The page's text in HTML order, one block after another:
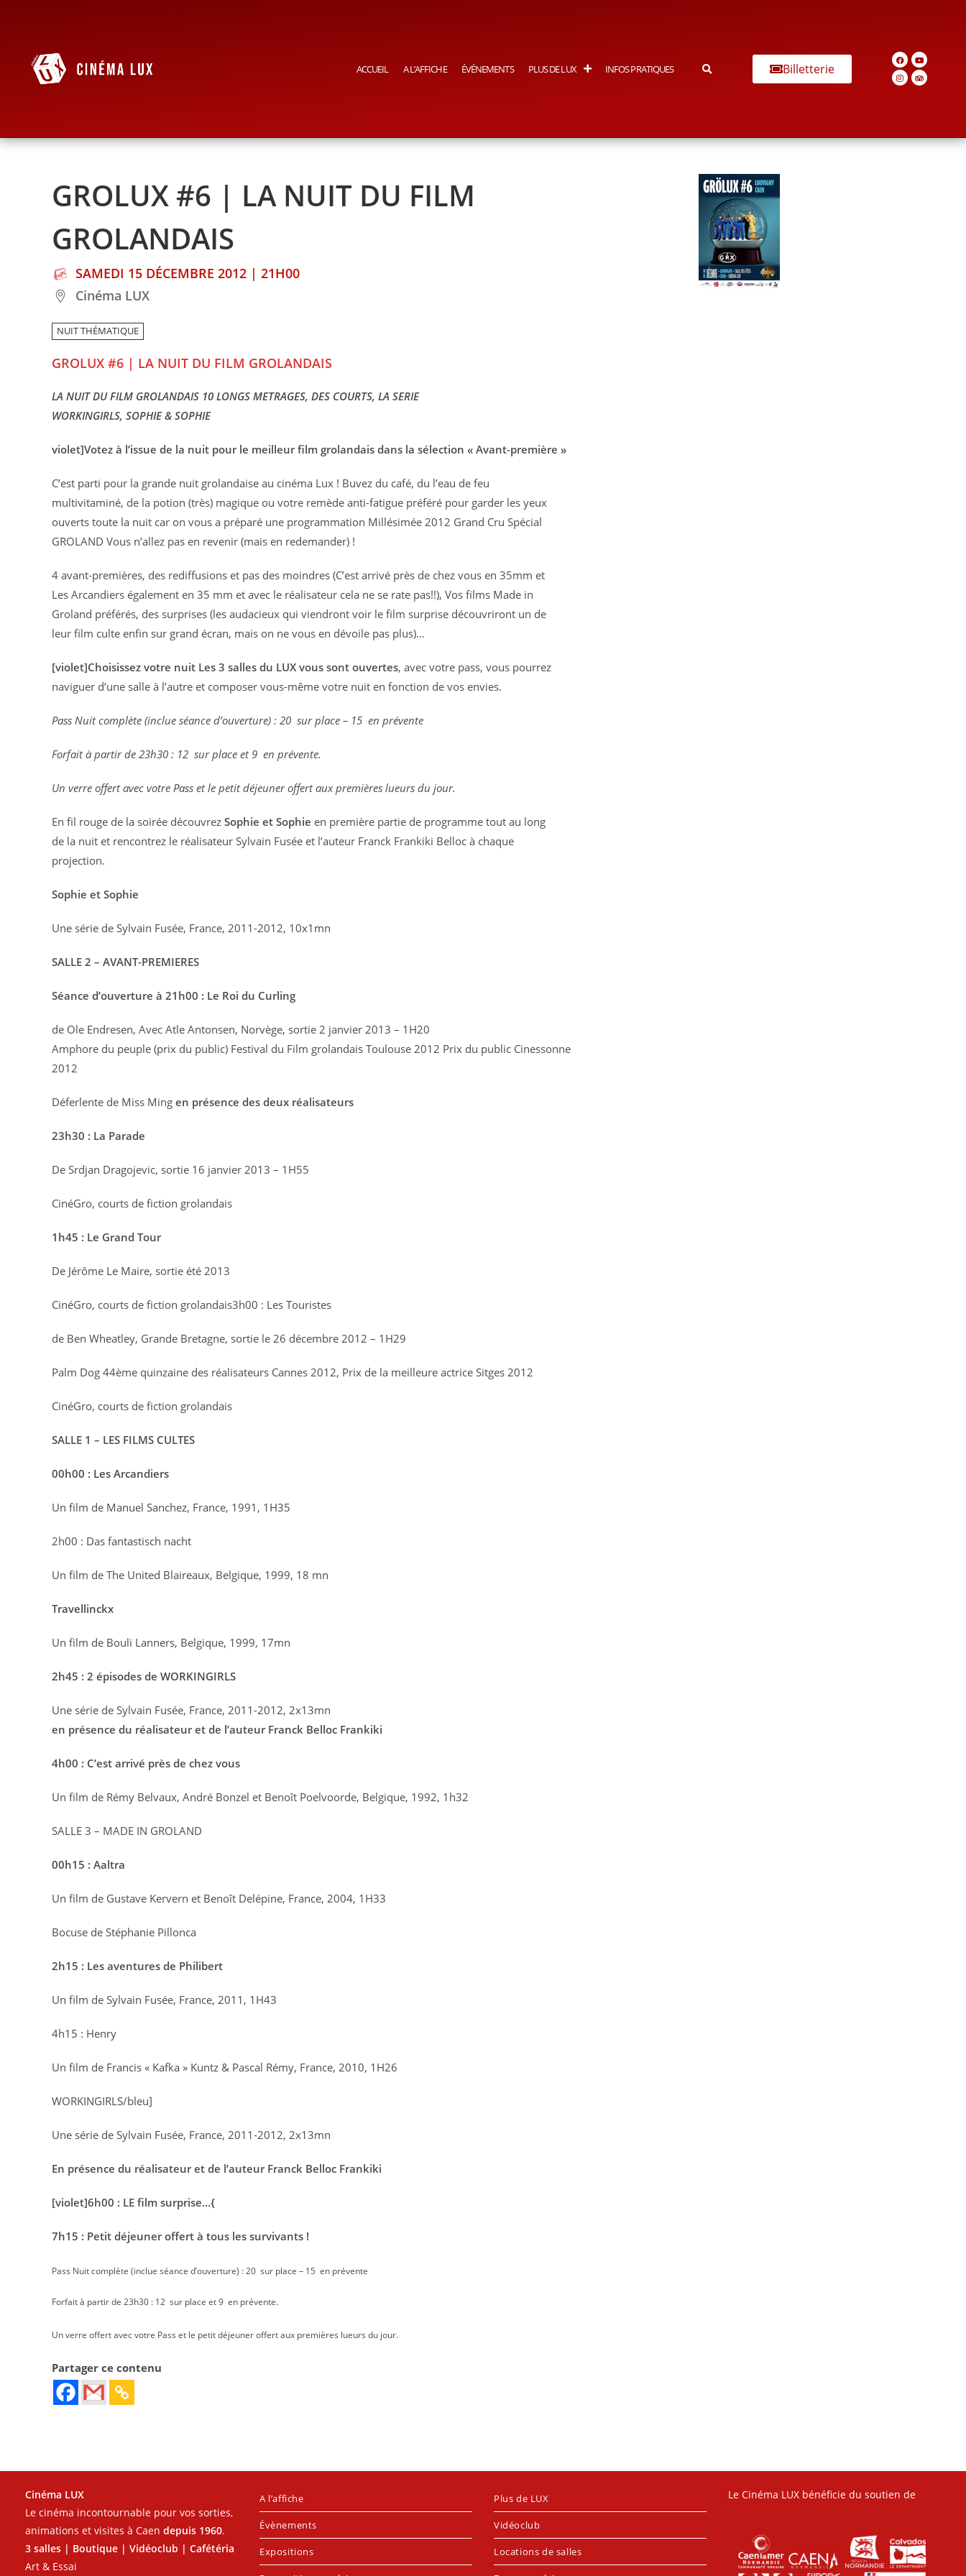
ACCUEIL A L’AFFICHE ÉVÉNEMENTS PLUS DE LUX INFOS PRATIQUES Billetterie
GROLUX #6 | LA NUIT DU FILM
GROLANDAIS
SAMEDI 15 DÉCEMBRE 2012 | 21H00
Cinéma LUX
NUIT THÉMATIQUE
GROLUX #6 | LA NUIT DU FILM GROLANDAIS
LA NUIT DU FILM GROLANDAIS 10 LONGS METRAGES, DES COURTS, LA SERIE
WORKINGIRLS, SOPHIE & SOPHIE
violet]Votez à l’issue de la nuit pour le meilleur film grolandais dans la sélection « Avant-première »
C’est parti pour la grande nuit grolandaise au cinéma Lux ! Buvez du café, du l’eau de feu
multivitaminé, de la potion (très) magique ou votre remède anti-fatigue préféré pour garder les yeux
ouverts toute la nuit car on vous a préparé une programmation Millésimée 2012 Grand Cru Spécial
GROLAND Vous n’allez pas en revenir (mais en redemander) !
4 avant-premières, des rediffusions et pas des moindres (C’est arrivé près de chez vous en 35mm et
Les Arcandiers également en 35 mm et avec le réalisateur cela ne se rate pas!!), Vos films Made in
Groland préférés, des surprises (les audacieux qui viendront voir le film surprise découvriront un de
leur film culte enfin sur grand écran, mais on ne vous en dévoile pas plus)…
[violet]Choisissez votre nuit Les 3 salles du LUX vous sont ouvertes, avec votre pass, vous pourrez
naviguer d’une salle à l’autre et composer vous-même votre nuit en fonction de vos envies.
Pass Nuit complète (inclue séance d’ouverture) : 20  sur place – 15  en prévente
Forfait à partir de 23h30 : 12  sur place et 9  en prévente.
Un verre offert avec votre Pass et le petit déjeuner offert aux premières lueurs du jour.
En fil rouge de la soirée découvrezSophie et Sophie en première partie de programme tout au long
de la nuit et rencontrez le réalisateur Sylvain Fusée et l’auteur Franck Frankiki Belloc à chaque
projection.
Sophie et Sophie
Une série de Sylvain Fusée, France, 2011-2012, 10x1mn
SALLE 2 – AVANT-PREMIERES
Séance d’ouverture à 21h00 : Le Roi du Curling
de Ole Endresen, Avec Atle Antonsen, Norvège, sortie 2 janvier 2013 – 1H20
Amphore du peuple (prix du public) Festival du Film grolandais Toulouse 2012 Prix du public Cinessonne
2012
Déferlente de Miss Mingen présence des deux réalisateurs
23h30 : La Parade
De Srdjan Dragojevic, sortie 16 janvier 2013 – 1H55
CinéGro, courts de fiction grolandais
1h45 : Le Grand Tour
De Jérôme Le Maire, sortie été 2013
CinéGro, courts de fiction grolandais3h00 : Les Touristes
de Ben Wheatley, Grande Bretagne, sortie le 26 décembre 2012 – 1H29
Palm Dog 44ème quinzaine des réalisateurs Cannes 2012, Prix de la meilleure actrice Sitges 2012
CinéGro, courts de fiction grolandais
SALLE 1 – LES FILMS CULTES
00h00 : Les Arcandiers
Un film de Manuel Sanchez, France, 1991, 1H35
2h00 : Das fantastisch nacht
Un film de The United Blaireaux, Belgique, 1999, 18 mn
Travellinckx
Un film de Bouli Lanners, Belgique, 1999, 17mn
2h45 : 2 épisodes de WORKINGIRLS
Une série de Sylvain Fusée, France, 2011-2012, 2x13mn
en présence du réalisateur et de l’auteur Franck Belloc Frankiki
4h00 : C’est arrivé près de chez vous
Un film de Rémy Belvaux, André Bonzel et Benoît Poelvoorde, Belgique, 1992, 1h32
SALLE 3 – MADE IN GROLAND
00h15 : Aaltra
Un film de Gustave Kervern et Benoît Delépine, France, 2004, 1H33
Bocuse de Stéphanie Pillonca
2h15 : Les aventures de Philibert
Un film de Sylvain Fusée, France, 2011, 1H43
4h15 : Henry
Un film de Francis « Kafka » Kuntz & Pascal Rémy, France, 2010, 1H26
WORKINGIRLS/bleu]
Une série de Sylvain Fusée, France, 2011-2012, 2x13mn
En présence du réalisateur et de l’auteur Franck Belloc Frankiki
[violet]6h00 : LE film surprise…{
7h15 : Petit déjeuner offert à tous les survivants !
Pass Nuit complète (inclue séance d’ouverture) : 20  sur place – 15  en prévente
Forfait à partir de 23h30 : 12  sur place et 9  en prévente.
Un verre offert avec votre Pass et le petit déjeuner offert aux premières lueurs du jour.
Partager ce contenu
Cinéma LUX
Le cinéma incontournable pour vos sorties,
animations et visites à Caen depuis 1960.
3 salles | Boutique | Vidéoclub | Cafétéria
Art & Essai
A l’affiche
Évènements
Expositions
Plus de LUX
Vidéoclub
Locations de salles
Le Cinéma LUX bénéficie du soutien de